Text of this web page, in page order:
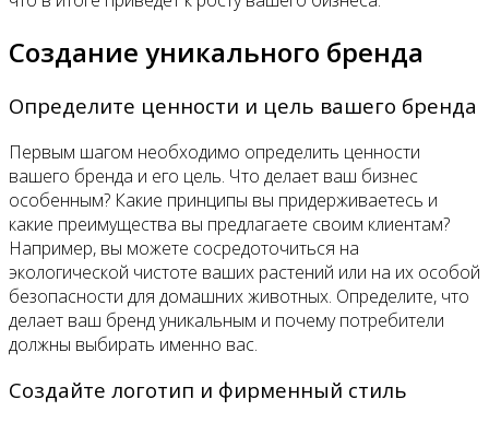
Создание уникального бренда
Определите ценности и цель вашего бренда
Первым шагом необходимо определить ценности
вашего бренда и его цель. Что делает ваш бизнес
особенным? Какие принципы вы придерживаетесь и
какие преимущества вы предлагаете своим клиентам?
Например, вы можете сосредоточиться на
экологической чистоте ваших растений или на их особой
безопасности для домашних животных. Определите, что
делает ваш бренд уникальным и почему потребители
должны выбирать именно вас.
Создайте логотип и фирменный стиль